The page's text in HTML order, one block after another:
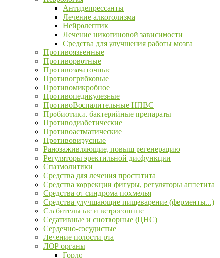
Антидепрессанты
Лечение алкоголизма
Нейролептик
Лечение никотиновой зависимости
Средства для улучшения работы мозга
Противоязвенные
Противорвотные
Противозачаточные
Противогрибковые
Противомикробное
Противопедикулезные
ПротивоВоспалительные НПВС
Пробиотики, бактерийные препараты
Противодиабетические
Противоастматические
Противовирусные
Ранозаживляющие, повыш регенерацию
Регуляторы эректильной дисфункции
Спазмолитики
Средства для лечения простатита
Средства коррекции фигуры, регуляторы аппетита
Средства от синдрома похмелья
Средства улучшающие пищеварение (ферменты...)
Слабительные и ветрогонные
Седативные и снотворные (ЦНС)
Сердечно-сосудистые
Лечение полости рта
ЛОР органы
Горло